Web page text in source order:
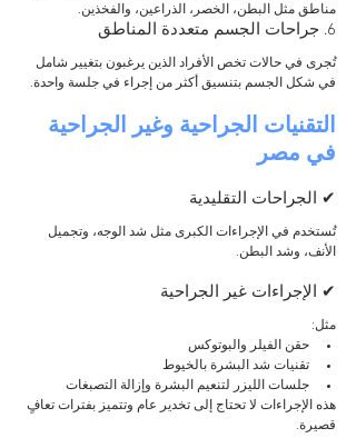
مناطق مثل البطن، الخصر، الذراعين، والفخذين.
6. جراحات الجسم متعددة المناطق
تُجرى في حالات تخص الأفراد الذين يرغبون بتغيير شامل
في شكل الجسم بتنسيق أكثر من إجراء في جلسة واحدة.
التقنيات الجراحية وغير الجراحية
في مصر
✔ الجراحات التقليدية
تُستخدم في الإجراءات الكبرى مثل شد الوجه، وتجميل
الأنف، وشد البطن.
✔ الإجراءات غير الجراحية
مثل:
حقن الفيلر والبوتوكس
تقنيات شد البشرة بالخيوط
جلسات الليزر لتنعيم البشرة وإزالة التصبغات
هذه الإجراءات لا تحتاج إلى تخدير عام وتتميز بفترات تعافٍ
قصيرة.